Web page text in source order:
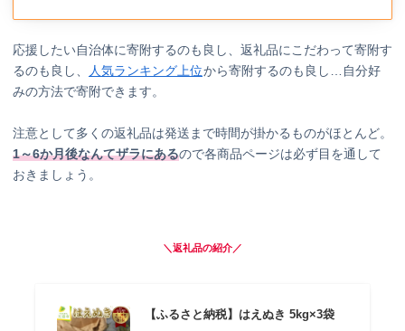
応援したい自治体に寄附するのも良し、返礼品にこだわって寄附す
るのも良し、
人気ランキング上位から寄附するのも良し…自分好
みの方法で寄附できます。
注意として多くの返礼品は発送まで時間が掛かるものがほとんど。
1～6か月後なんてザラにあるので各商品ページは必ず目を通して
おきましょう。
＼返礼品の紹介／
【ふるさと納税】はえぬき 5kg×3袋